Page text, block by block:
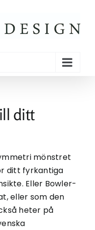
ditt
mönstret
ditt fyrkantiga
Eller Bowler-
eller som den
heter på